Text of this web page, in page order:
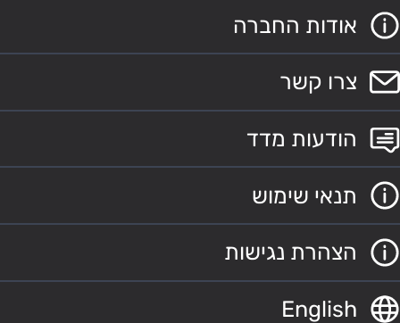
אודות החברה
צרו קשר
הודעות מדד
תנאי שימוש
הצהרת נגישות
English